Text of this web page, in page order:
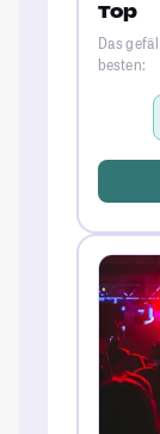
Top
Das
besten: